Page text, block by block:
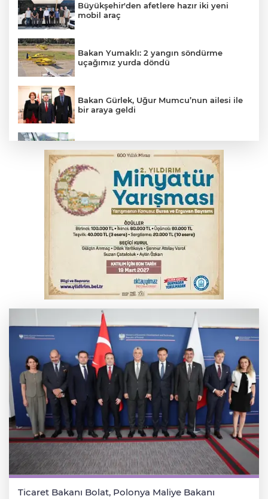
Büyükşehir'den afetlere hazır iki yeni
mobil araç
Bakan Yumaklı: 2 yangın söndürme
uçağımız yurda döndü
Bakan Gürlek, Uğur Mumcu’nun ailesi ile
bir araya geldi
yansıyacak mı?
YENİ Parti Genel Başkanı Özel'den
Çerçeve Yasa yorumu
Serbest piyasada döviz fiyatları
Serbest piyasada altın fiyatları...
Ticaret Bakanı Bolat, Polonya Maliye Bakanı